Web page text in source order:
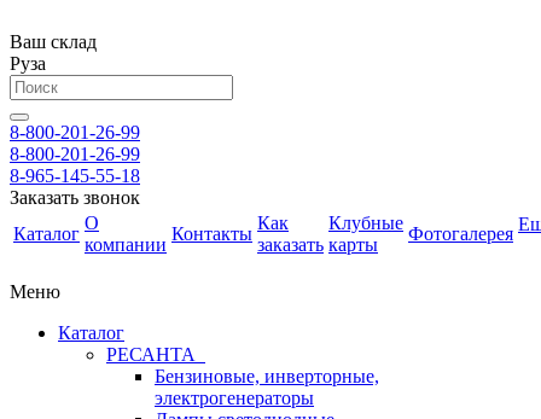
Ваш склад
Руза
8-800-201-26-99
8-800-201-26-99
8-965-145-55-18
Заказать звонок
Каталог
О
компании
Контакты
Как
заказать
Клубные
карты
Фотогалерея
Меню
Каталог
РЕСАНТА
Бензиновые, инверторные,
электрогенераторы